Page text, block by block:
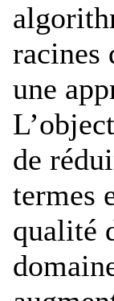
racines
une
de
termes
qualité